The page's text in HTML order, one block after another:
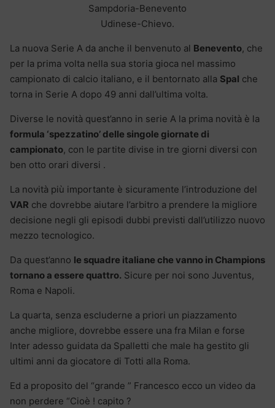
Sampdoria-Benevento
Udinese-Chievo.
La nuova Serie A da anche il benvenuto al Benevento, che
per la prima volta nella sua storia gioca nel massimo
campionato di calcio italiano, e il bentornato alla Spal che
torna in Serie A dopo 49 anni dall’ultima volta.
Diverse le novità quest’anno in serie A la prima novità è la
formula ‘spezzatino’ delle singole giornate di
campionato, con le partite divise in tre giorni diversi con
ben otto orari diversi .
La novità più importante è sicuramente l’introduzione del
VAR che dovrebbe aiutare l’arbitro a prendere la migliore
decisione negli gli episodi dubbi previsti dall’utilizzo nuovo
mezzo tecnologico.
Da quest’anno le squadre italiane che vanno in Champions
tornano a essere quattro. Sicure per noi sono Juventus,
Roma e Napoli.
La quarta, senza escluderne a priori un piazzamento
anche migliore, dovrebbe essere una fra Milan e forse
Inter adesso guidata da Spalletti che male ha gestito gli
ultimi anni da giocatore di Totti alla Roma.
Ed a proposito del “grande ” Francesco ecco un video da
non perdere “Cioè ! capito ?